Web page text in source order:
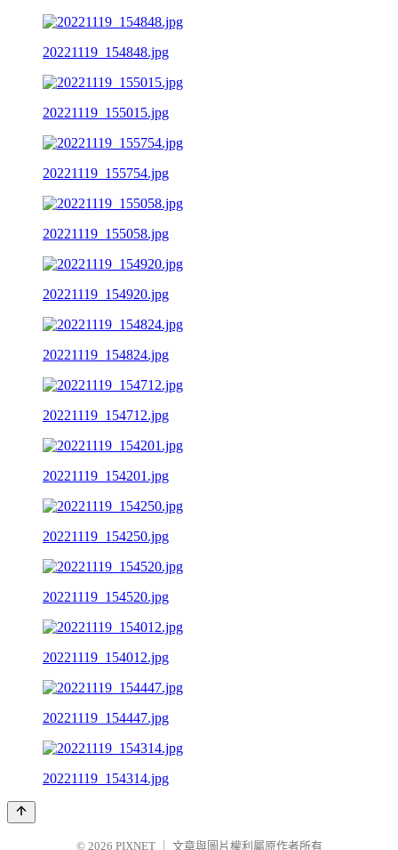
20221119_154848.jpg
20221119_155015.jpg
20221119_155754.jpg
20221119_155058.jpg
20221119_154920.jpg
20221119_154824.jpg
20221119_154712.jpg
20221119_154201.jpg
20221119_154250.jpg
20221119_154520.jpg
20221119_154012.jpg
20221119_154447.jpg
20221119_154314.jpg
© 2026 PIXNET 文章與圖片權利屬原作者所有